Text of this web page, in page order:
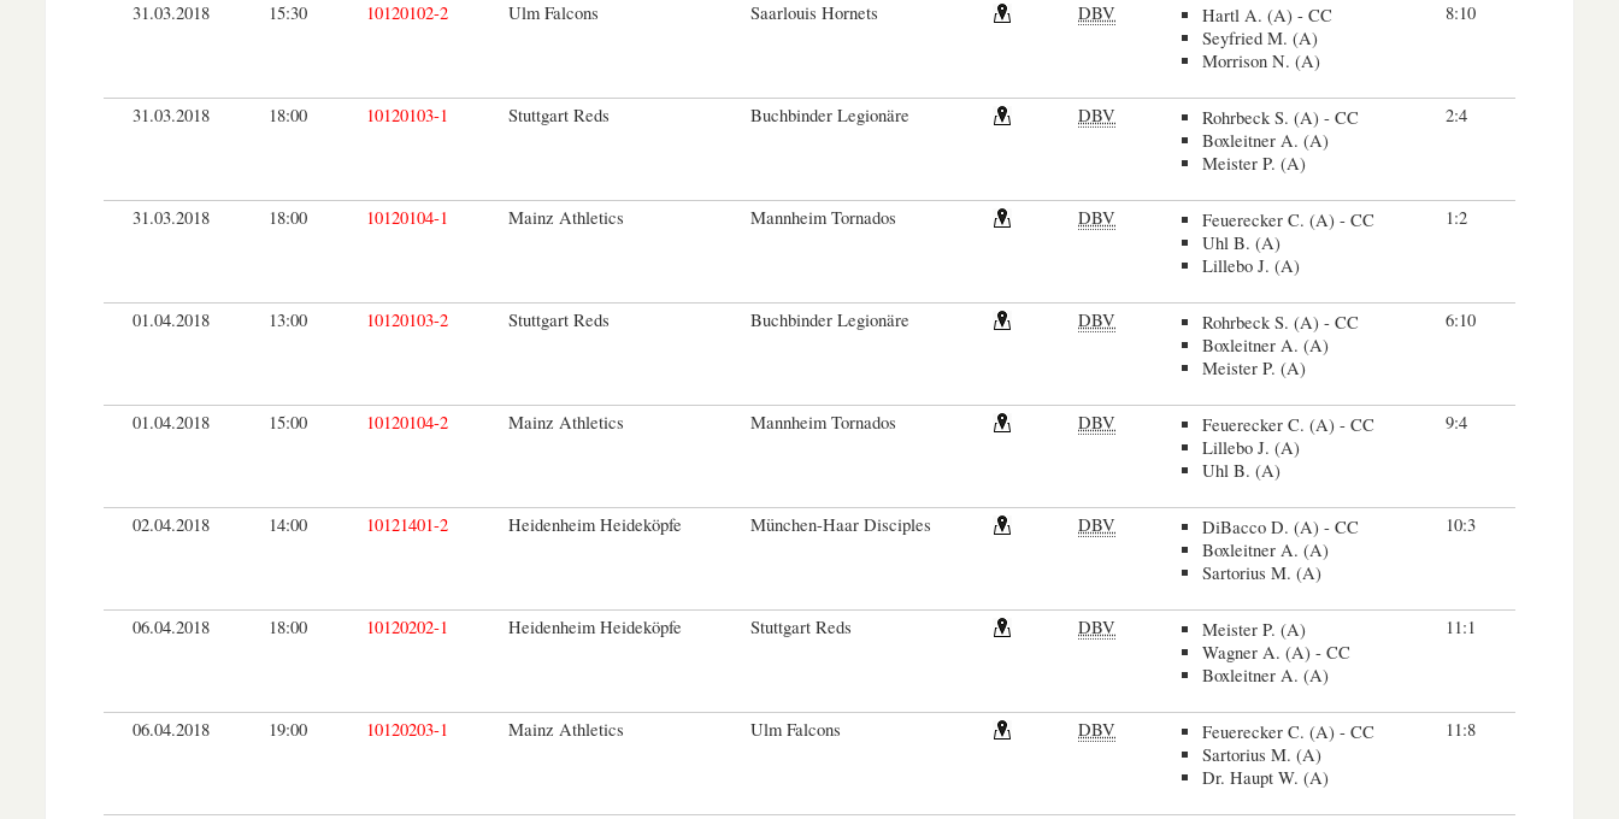
31.03.2018 15:30 10120102-2 Ulm Falcons Saarlouis Hornets DBV
Hartl A. (A) - CC
Seyfried M. (A)
Morrison N. (A)
8:10
31.03.2018 18:00 10120103-1 Stuttgart Reds Buchbinder Legionäre DBV
Rohrbeck S. (A) - CC
Boxleitner A. (A)
Meister P. (A)
2:4
31.03.2018 18:00 10120104-1 Mainz Athletics Mannheim Tornados DBV
Feuerecker C. (A) - CC
Uhl B. (A)
Lillebo J. (A)
1:2
01.04.2018 13:00 10120103-2 Stuttgart Reds Buchbinder Legionäre DBV
Rohrbeck S. (A) - CC
Boxleitner A. (A)
Meister P. (A)
6:10
01.04.2018 15:00 10120104-2 Mainz Athletics Mannheim Tornados DBV
Feuerecker C. (A) - CC
Lillebo J. (A)
Uhl B. (A)
9:4
02.04.2018 14:00 10121401-2 Heidenheim Heideköpfe München-Haar Disciples DBV
DiBacco D. (A) - CC
Boxleitner A. (A)
Sartorius M. (A)
10:3
06.04.2018 18:00 10120202-1 Heidenheim Heideköpfe Stuttgart Reds DBV
Meister P. (A)
Wagner A. (A) - CC
Boxleitner A. (A)
11:1
06.04.2018 19:00 10120203-1 Mainz Athletics Ulm Falcons DBV
Feuerecker C. (A) - CC
Sartorius M. (A)
Dr. Haupt W. (A)
11:8